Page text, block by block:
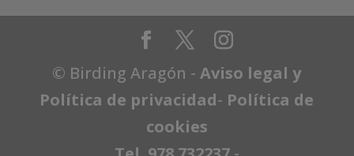
© Birding Aragón -Aviso legal y
Política de privacidad- Política de
cookies